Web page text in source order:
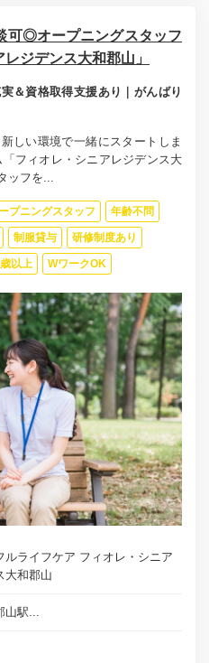
可◎オープニングスタッフ
ジデンス大和郡山」
＆資格取得支援あり｜がんばり
しい環境で一緒にスタートしま
フィオレ・シニアレジデンス大
ッフを...
プニングスタッフ 年齢不問
制服貸与 研修制度あり
以上 WワークOK
ルライフケア フィオレ・シニア
大和郡山
山駅...